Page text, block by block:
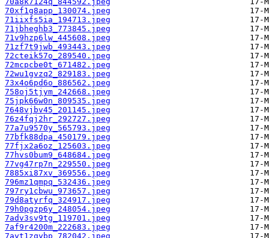
70xf1g8app_130074.jpeg
71iixfs5ia_194713.jpeg
71jbheghb3_773845.jpeg
71v9hzp6lw_445608.jpeg
71zf7t9jwb_493443.jpeg
72cteik57o_289540.jpeg
72mcpcbe0t_671482.jpeg
72wu1gvzq2_829183.jpeg
73x4o6pd6o_886562.jpeg
758oj5tjym_242668.jpeg
75jpk66w0n_809535.jpeg
7648vjbv45_201145.jpeg
76z4fqj2hr_292727.jpeg
77a7u9570y_565793.jpeg
77bfk88dpa_450179.jpeg
77fjx2a6oz_125603.jpeg
77hvs0bum9_648684.jpeg
77vg47rp7n_229550.jpeg
7885xi87xv_369556.jpeg
796mz1qmpq_532436.jpeg
797ry1cbwu_973657.jpeg
79d8atyrfq_324917.jpeg
79h0pgzp6y_248054.jpeg
7adv3sv9tg_119701.jpeg
7af9r4200m_222683.jpeg
7ayt1zqybp_782042.jpeg